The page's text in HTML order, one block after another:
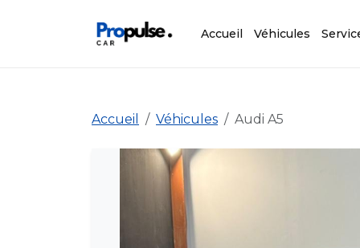
Accueil Véhicules
Accueil Véhicules Audi A5